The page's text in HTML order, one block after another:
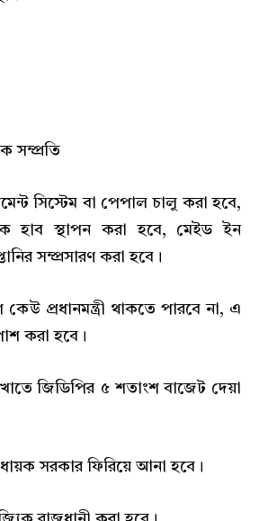
সম্প্রতি
সিস্টেম বা পেপাল চালু করা হবে,
হাব স্থাপন করা হবে, মেইড ইন
সম্প্রসারণ করা হবে।
প্রধানমন্ত্রী থাকতে পারবে না, এ
করা হবে।
খাতে জিডিপির ৫ শতাংশ বাজেট দেয়া
সরকার ফিরিয়ে আনা হবে।